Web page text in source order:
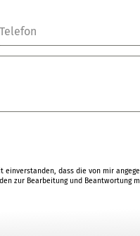
Telefon
dass die von mir
zur Bearbeitung und Beantwortung